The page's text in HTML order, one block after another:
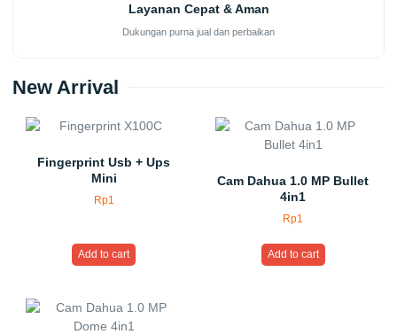
Layanan Cepat & Aman
Dukungan purna jual dan perbaikan
New Arrival
Fingerprint Usb + Ups
Mini
Rp1
Add to cart
Cam Dahua 1.0 MP Bullet
4in1
Rp1
Add to cart